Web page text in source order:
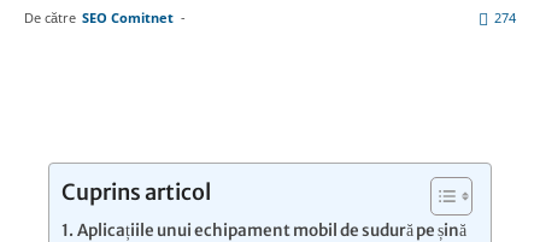
De către SEO Comitnet - 274
Cuprins articol
Aplicațiile unui echipament mobil de sudură pe șină